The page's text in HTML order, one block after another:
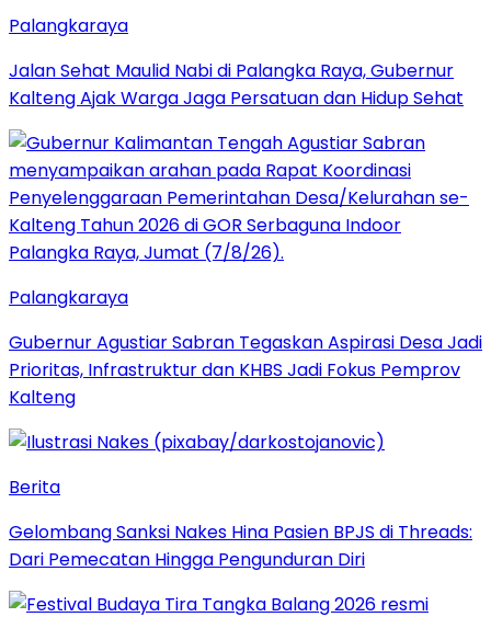
Palangkaraya
Jalan Sehat Maulid Nabi di Palangka Raya, Gubernur
Kalteng Ajak Warga Jaga Persatuan dan Hidup Sehat
Palangkaraya
Gubernur Agustiar Sabran Tegaskan Aspirasi Desa Jadi
Prioritas, Infrastruktur dan KHBS Jadi Fokus Pemprov
Kalteng
Berita
Gelombang Sanksi Nakes Hina Pasien BPJS di Threads:
Dari Pemecatan Hingga Pengunduran Diri